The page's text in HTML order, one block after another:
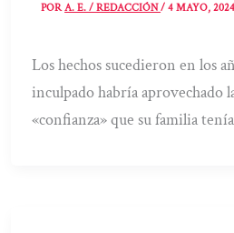
PORA. E. / REDACCIÓN/4 MAYO, 2024
Los hechos sucedieron en los
inculpado habría aprovechado
«confianza» que su familia